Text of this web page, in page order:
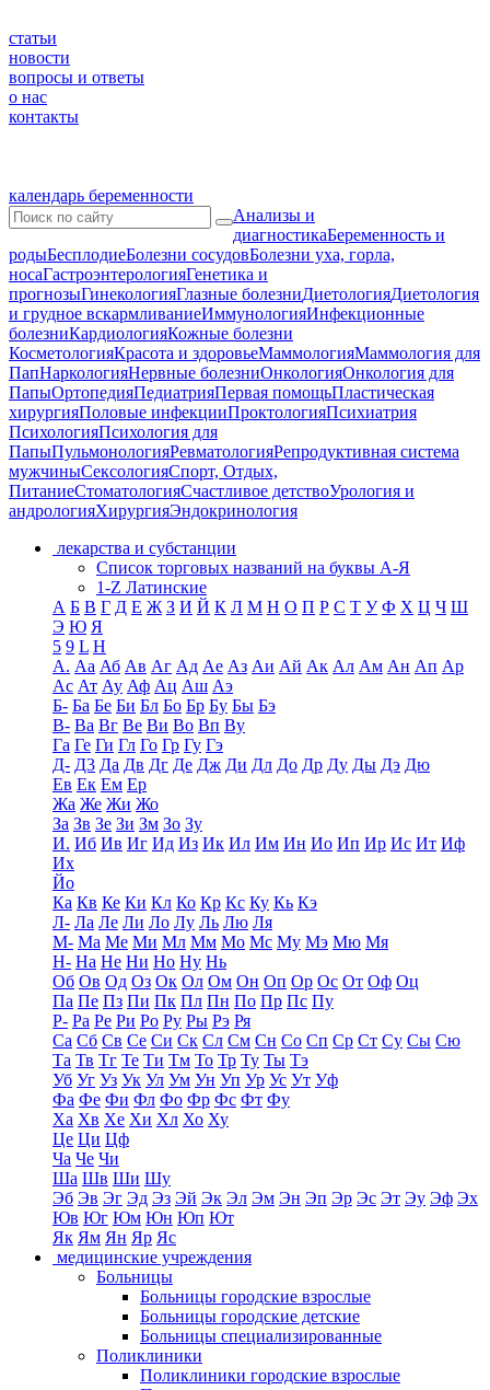
статьи
новости
вопросы и ответы
о нас
контакты
календарь беременности
Анализы и
диагностикаБеременность и
родыБесплодиеБолезни сосудовБолезни уха, горла,
носаГастроэнтерологияГенетика и
прогнозыГинекологияГлазные болезниДиетологияДиетология
и грудное вскармливаниеИммунологияИнфекционные
болезниКардиологияКожные болезни
КосметологияКрасота и здоровьеМаммологияМаммология для
ПапНаркологияНервные болезниОнкологияОнкология для
ПапыОртопедияПедиатрияПервая помощьПластическая
хирургияПоловые инфекцииПроктологияПсихиатрия
ПсихологияПсихология для
ПапыПульмонологияРевматологияРепродуктивная система
мужчиныСексологияСпорт, Отдых,
ПитаниеСтоматологияСчастливое детствоУрология и
андрологияХирургияЭндокринология
лекарства и субстанции
Список торговых названий на буквы А-Я
1-Z Латинские
А Б В Г Д Е Ж З И Й К Л М Н О П Р С Т У Ф Х Ц Ч Ш
Э Ю Я
5 9 L H
А. Аа Аб Ав Аг Ад Ае Аз Аи Ай Ак Ал Ам Ан Ап Ар
Ас Ат Ау Аф Ац Аш Аэ
Б- Ба Бе Би Бл Бо Бр Бу Бы Бэ
В- Ва Вг Ве Ви Во Вп Ву
Га Ге Ги Гл Го Гр Гу Гэ
Д- Д3 Да Дв Дг Де Дж Ди Дл До Др Ду Ды Дэ Дю
Ев Ек Ем Ер
Жа Же Жи Жо
За Зв Зе Зи Зм Зо Зу
И. Иб Ив Иг Ид Из Ик Ил Им Ин Ио Ип Ир Ис Ит Иф
Их
Йо
Ка Кв Ке Ки Кл Ко Кр Кс Ку Кь Кэ
Л- Ла Ле Ли Ло Лу Ль Лю Ля
М- Ма Ме Ми Мл Мм Мо Мс Му Мэ Мю Мя
Н- На Не Ни Но Ну Нь
Об Ов Од Оз Ок Ол Ом Он Оп Ор Ос От Оф Оц
Па Пе Пз Пи Пк Пл Пн По Пр Пс Пу
Р- Ра Ре Ри Ро Ру Ры Рэ Ря
Са Сб Св Се Си Ск Сл См Сн Со Сп Ср Ст Су Сы Сю
Та Тв Тг Те Ти Тм То Тр Ту Ты Тэ
Уб Уг Уз Ук Ул Ум Ун Уп Ур Ус Ут Уф
Фа Фе Фи Фл Фо Фр Фс Фт Фу
Ха Хв Хе Хи Хл Хо Ху
Це Ци Цф
Ча Че Чи
Ша Шв Ши Шу
Эб Эв Эг Эд Эз Эй Эк Эл Эм Эн Эп Эр Эс Эт Эу Эф Эх
Юв Юг Юм Юн Юп Ют
Як Ям Ян Яр Яс
медицинские учреждения
Больницы
Больницы городские взрослые
Больницы городские детские
Больницы специализированные
Поликлиники
Поликлиники городские взрослые